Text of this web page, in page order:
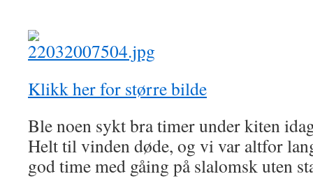
Klikk her for større bilde
Ble noen sykt bra timer under kiten
Helt til vinden døde, og vi var altfor
god time med gåing på slalomsk uten